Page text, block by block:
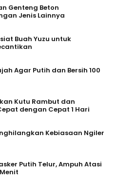
Genteng Beton
Jenis Lainnya
Buah Yuzu untuk
Agar Putih dan Bersih 100
Kutu Rambut dan
dengan Cepat 1 Hari
Kebiasaan Ngiler
Putih Telur, Ampuh Atasi